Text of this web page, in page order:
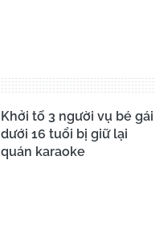
Khởi tố 3 người vụ bé gái
dưới 16 tuổi bị giữ lại
quán karaoke